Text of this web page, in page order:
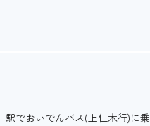
でおいでんバス(上仁木行)に乗